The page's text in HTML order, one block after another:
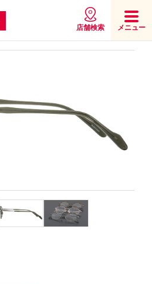
店舗検索 メニュー